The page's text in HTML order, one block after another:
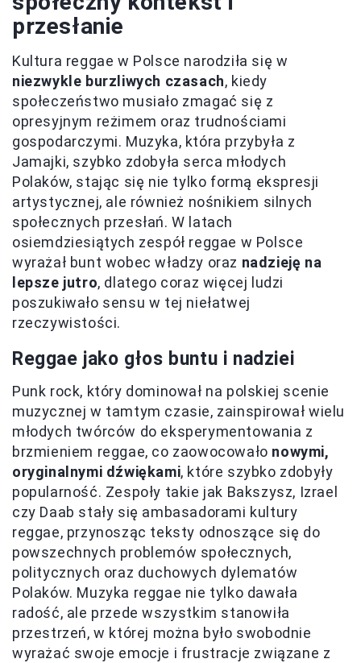
przesłanie
Kultura reggae w Polsce narodziła się w
niezwykle burzliwych czasach, kiedy
społeczeństwo musiało zmagać się z
opresyjnym reżimem oraz trudnościami
gospodarczymi. Muzyka, która przybyła z
Jamajki, szybko zdobyła serca młodych
Polaków, stając się nie tylko formą ekspresji
artystycznej, ale również nośnikiem silnych
społecznych przesłań. W latach
osiemdziesiątych zespół reggae w Polsce
wyrażał bunt wobec władzy oraz nadzieję na
lepsze jutro, dlatego coraz więcej ludzi
poszukiwało sensu w tej niełatwej
rzeczywistości.
Reggae jako głos buntu i nadziei
Punk rock, który dominował na polskiej scenie
muzycznej w tamtym czasie, zainspirował wielu
młodych twórców do eksperymentowania z
brzmieniem reggae, co zaowocowało nowymi,
oryginalnymi dźwiękami, które szybko zdobyły
popularność. Zespoły takie jak Bakszysz, Izrael
czy Daab stały się ambasadorami kultury
reggae, przynosząc teksty odnoszące się do
powszechnych problemów społecznych,
politycznych oraz duchowych dylematów
Polaków. Muzyka reggae nie tylko dawała
radość, ale przede wszystkim stanowiła
przestrzeń, w której można było swobodnie
wyrażać swoje emocje i frustracje związane z